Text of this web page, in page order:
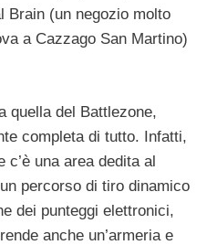
Brain (un negozio molto
a Cazzago San Martino)
quella del Battlezone,
completa di tutto. Infatti,
c’è una area dedita al
percorso di tiro dinamico
dei punteggi elettronici,
anche un’armeria e